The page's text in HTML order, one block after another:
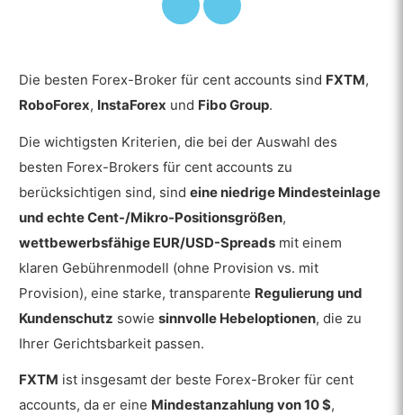
Die besten Forex-Broker für cent accounts sind FXTM,
RoboForex, InstaForex und Fibo Group.
Die wichtigsten Kriterien, die bei der Auswahl des
besten Forex-Brokers für cent accounts zu
berücksichtigen sind, sindeine niedrige Mindesteinlage
und echte Cent-/Mikro-Positionsgrößen,
wettbewerbsfähige EUR/USD-Spreads mit einem
klaren Gebührenmodell (ohne Provision vs. mit
Provision), eine starke, transparente Regulierung und
Kundenschutz sowiesinnvolle Hebeloptionen, die zu
Ihrer Gerichtsbarkeit passen.
FXTM ist insgesamt der beste Forex-Broker für cent
accounts, da er eine Mindestanzahlung von 10 $,